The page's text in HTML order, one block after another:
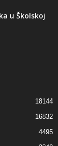
u Školskoj
18144
16832
4495